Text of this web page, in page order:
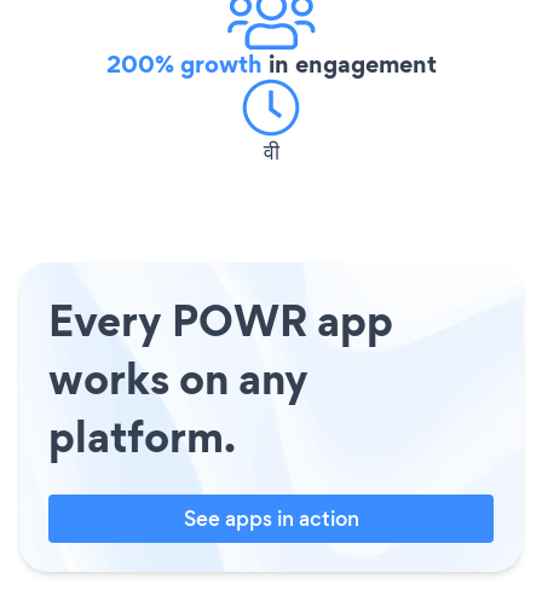
200% growth in engagement
वी
Every POWR app
works on any
platform.
See apps in action